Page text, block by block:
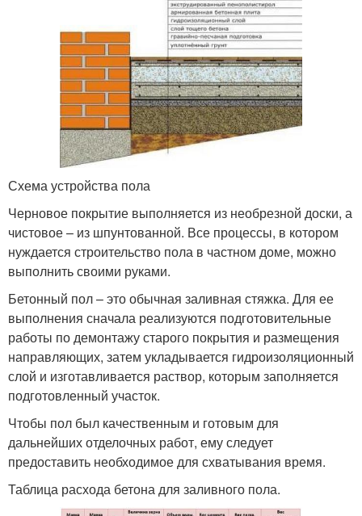
Схема устройства пола
Черновое покрытие выполняется из необрезной доски, а
чистовое – из шпунтованной. Все процессы, в котором
нуждается строительство пола в частном доме, можно
выполнить своими руками.
Бетонный пол – это обычная заливная стяжка. Для ее
выполнения сначала реализуются подготовительные
работы по демонтажу старого покрытия и размещения
направляющих, затем укладывается гидроизоляционный
слой и изготавливается раствор, которым заполняется
подготовленный участок.
Чтобы пол был качественным и готовым для
дальнейших отделочных работ, ему следует
предоставить необходимое для схватывания время.
Таблица расхода бетона для заливного пола.